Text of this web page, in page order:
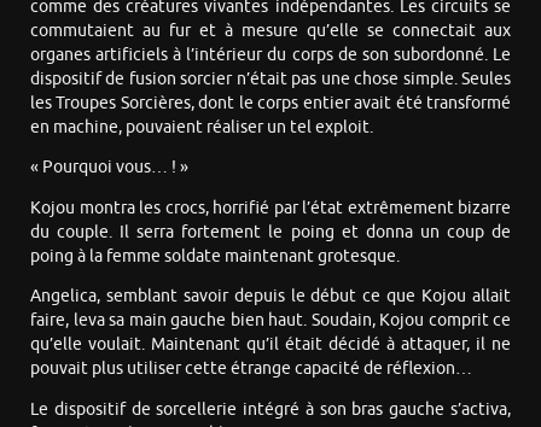
comme des créatures vivantes indépendantes. Les circuits se
commutaient au fur et à mesure qu’elle se connectait aux
organes artificiels à l’intérieur du corps de son subordonné. Le
dispositif de fusion sorcier n’était pas une chose simple. Seules
les Troupes Sorcières, dont le corps entier avait été transformé
en machine, pouvaient réaliser un tel exploit.
« Pourquoi vous… ! »
Kojou montra les crocs, horrifié par l’état extrêmement bizarre
du couple. Il serra fortement le poing et donna un coup de
poing à la femme soldate maintenant grotesque.
Angelica, semblant savoir depuis le début ce que Kojou allait
faire, leva sa main gauche bien haut. Soudain, Kojou comprit ce
qu’elle voulait. Maintenant qu’il était décidé à attaquer, il ne
pouvait plus utiliser cette étrange capacité de réflexion…
Le dispositif de sorcellerie intégré à son bras gauche s’activa,